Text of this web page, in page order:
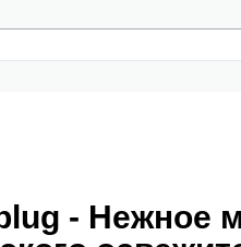
-